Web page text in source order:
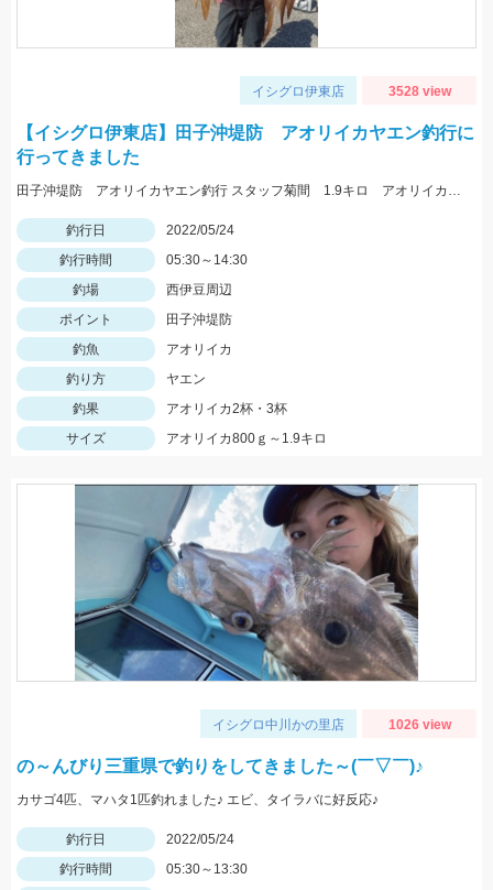
イシグロ伊東店 3528 view
【イシグロ伊東店】田子沖堤防 アオリイカヤエン釣行に
行ってきました
田子沖堤防 アオリイカヤエン釣行 スタッフ菊間 1.9キロ アオリイカ釣れました！ 渡船は万集丸さんにお願いしました。
釣行日
2022/05/24
釣行時間
05:30～14:30
釣場
西伊豆周辺
ポイント
田子沖堤防
釣魚
アオリイカ
釣り方
ヤエン
釣果
アオリイカ2杯・3杯
サイズ
アオリイカ800ｇ～1.9キロ
イシグロ中川かの里店 1026 view
の～んびり三重県で釣りをしてきました～(￣▽￣)♪
カサゴ4匹、マハタ1匹釣れました♪ エビ、タイラバに好反応♪
釣行日
2022/05/24
釣行時間
05:30～13:30